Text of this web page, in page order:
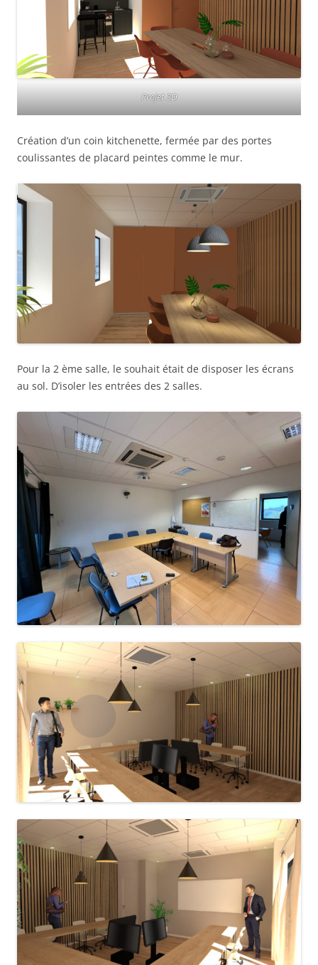
Projet 3D
Création d’un coin kitchenette, fermée par des portes
coulissantes de placard peintes comme le mur.
Pour la 2 ème salle, le souhait était de disposer les écrans
au sol. D’isoler les entrées des 2 salles.